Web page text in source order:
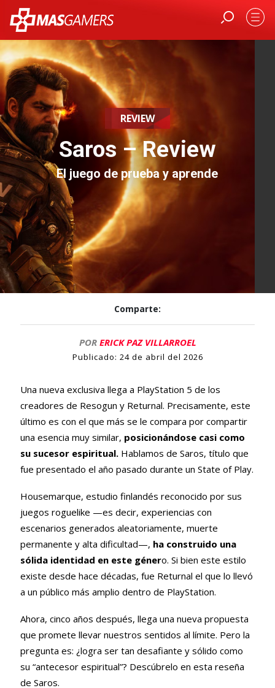
REVIEW
Saros – Review
El juego de prueba y aprende
Comparte:
POR ERICK PAZ VILLARROEL
Publicado: 24 de abril del 2026
Una nueva exclusiva llega a PlayStation 5 de los
creadores de Resogun y Returnal. Precisamente, este
último es con el que más se le compara por compartir
una esencia muy similar, posicionándose casi como
su sucesor espiritual. Hablamos de Saros, título que
fue presentado el año pasado durante un State of Play.
Housemarque, estudio finlandés reconocido por sus
juegos roguelike —es decir, experiencias con
escenarios generados aleatoriamente, muerte
permanente y alta dificultad—, ha construido una
sólida identidad en este género. Si bien este estilo
existe desde hace décadas, fue Returnal el que lo llevó
a un público más amplio dentro de PlayStation.
Ahora, cinco años después, llega una nueva propuesta
que promete llevar nuestros sentidos al límite. Pero la
pregunta es: ¿logra ser tan desafiante y sólido como
su “antecesor espiritual”? Descúbrelo en esta reseña
de Saros.